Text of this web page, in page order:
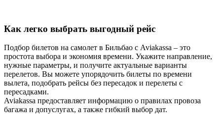
Как легко выбрать выгодный рейс
Подбор билетов на самолет в Бильбао с Aviakassa – это
простота выбора и экономия времени. Укажите направление,
нужные параметры, и получите актуальные варианты
перелетов. Вы можете упорядочить билеты по времени
вылета, подобрать рейсы без пересадок и перелеты с
пересадками.
Aviakassa предоставляет информацию о правилах провоза
багажа и допуслугах, а также гибкий выбор дат.